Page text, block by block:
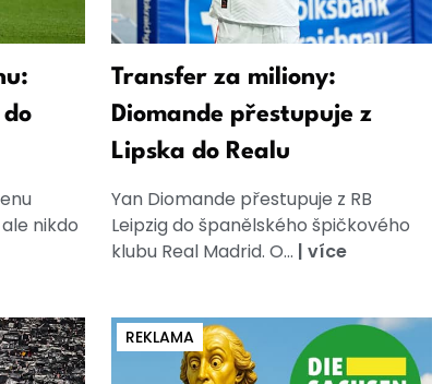
do
nikdo
Transfer za miliony:
Diomande přestupuje z
Lipska do Realu
Yan Diomande přestupuje z RB
Leipzig do španělského špičkového
klubu Real Madrid. O... | více
REKLAMA